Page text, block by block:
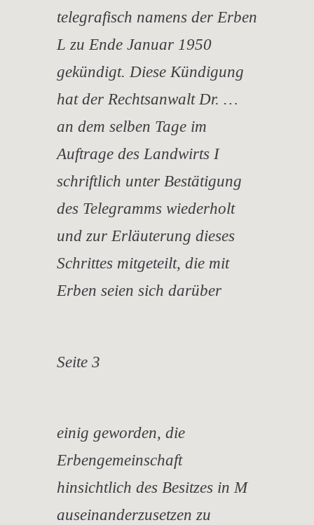
telegrafisch namens der Erben
L zu Ende Januar 1950
gekündigt. Diese Kündigung
hat der Rechtsanwalt Dr. …
an dem selben Tage im
Auftrage des Landwirts I
schriftlich unter Bestätigung
des Telegramms wiederholt
und zur Erläuterung dieses
Schrittes mitgeteilt, die mit
Erben seien sich darüber
Seite 3
einig geworden, die
Erbengemeinschaft
hinsichtlich des Besitzes in M
auseinanderzusetzen zu